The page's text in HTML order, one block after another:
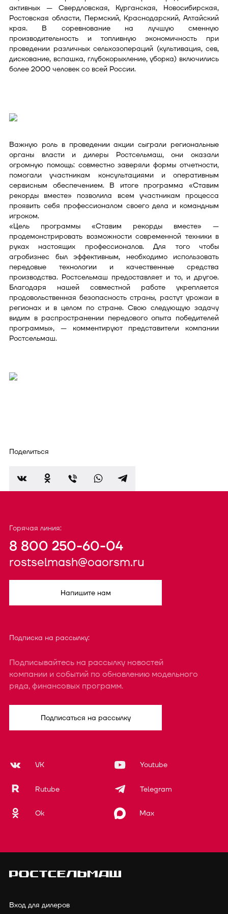
активных — Свердловская, Курганская, Новосибирская,
Ростовская области, Пермский, Краснодарский, Алтайский
края. В соревнование на лучшую сменную
производительность и топливную экономичность при
проведении различных сельхозопераций (культивация, сев,
дискование, вспашка, глубокорыхление, уборка) включились
более 2000 человек со всей России.
Важную роль в проведении акции сыграли региональные
органы власти и дилеры Ростсельмаш, они оказали
огромную помощь: совместно заверяли формы отчетности,
помогали участникам консультациями и оперативным
сервисным обеспечением. В итоге программа «Ставим
рекорды вместе» позволила всем участникам процесса
проявить себя профессионалом своего дела и командным
игроком.
«Цель программы «Ставим рекорды вместе» —
продемонстрировать возможности современной техники в
руках настоящих профессионалов. Для того чтобы
агробизнес был эффективным, необходимо использовать
передовые технологии и качественные средства
производства. Ростсельмаш предоставляет и то, и другое.
Благодаря нашей совместной работе укрепляется
продовольственная безопасность страны, растут урожаи в
регионах и в целом по стране. Свою следующую задачу
видим в распространении передового опыта победителей
программы», — комментируют представители компании
Ростсельмаш.
Поделиться
Горячая линия:
8 800 250-60-04
rostselmash@oaorsm.ru
Напишите нам
Подписка на рассылку:
Подписывайтесь на рассылку новостей
компании и событий по обновлению модельного
ряда, финансовых программ.
Подписаться на рассылку
VK Youtube
Rutube Telegram
Ok Max
Вход для дилеров